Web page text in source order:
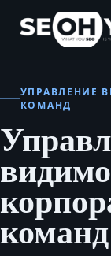
SEOH
УПРАВЛЕНИЕ
КОМАНД
команд